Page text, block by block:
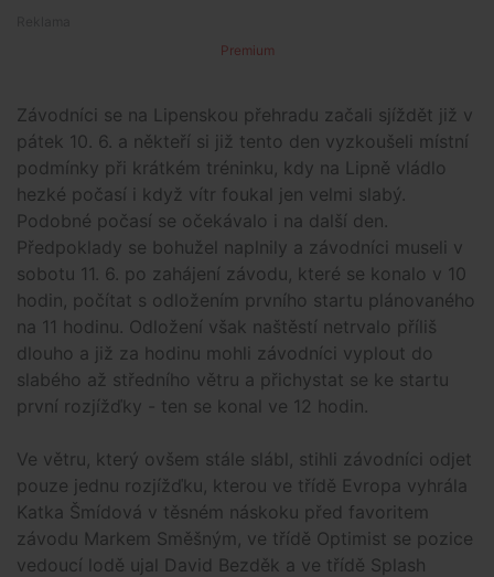
Premium
Závodníci se na Lipenskou přehradu začali sjíždět již v
pátek 10. 6. a někteří si již tento den vyzkoušeli místní
podmínky při krátkém tréninku, kdy na Lipně vládlo
hezké počasí i když vítr foukal jen velmi slabý.
Podobné počasí se očekávalo i na další den.
Předpoklady se bohužel naplnily a závodníci museli v
sobotu 11. 6. po zahájení závodu, které se konalo v 10
hodin, počítat s odložením prvního startu plánovaného
na 11 hodinu. Odložení však naštěstí netrvalo příliš
dlouho a již za hodinu mohli závodníci vyplout do
slabého až středního větru a přichystat se ke startu
první rozjížďky - ten se konal ve 12 hodin.
Ve větru, který ovšem stále slábl, stihli závodníci odjet
pouze jednu rozjížďku, kterou ve třídě Evropa vyhrála
Katka Šmídová v těsném náskoku před favoritem
závodu Markem Směšným, ve třídě Optimist se pozice
vedoucí lodě ujal David Bezděk a ve třídě Splash